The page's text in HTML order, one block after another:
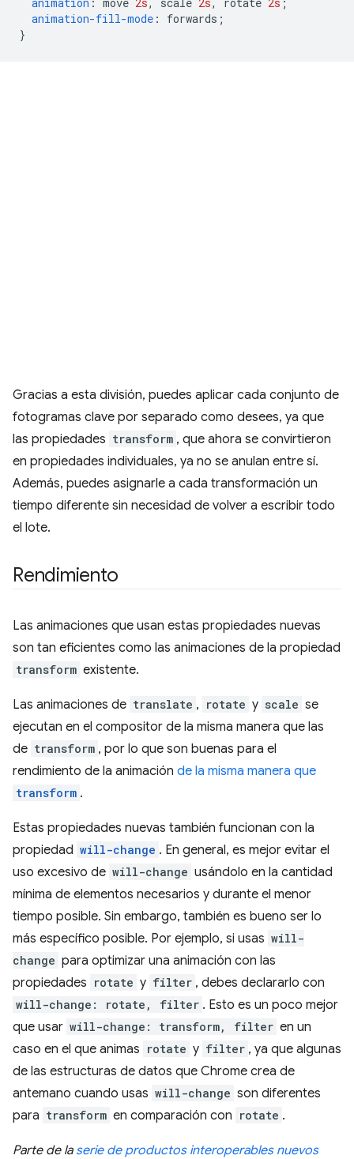
animation-fill-mode : forwards ;
}
Gracias a esta división, puedes aplicar cada conjunto de
fotogramas clave por separado como desees, ya que
las propiedades transform , que ahora se convirtieron
en propiedades individuales, ya no se anulan entre sí.
Además, puedes asignarle a cada transformación un
tiempo diferente sin necesidad de volver a escribir todo
el lote.
Rendimiento
Las animaciones que usan estas propiedades nuevas
son tan eficientes como las animaciones de la propiedad
transform existente.
Las animaciones de translate , rotate y scale se
ejecutan en el compositor de la misma manera que las
de transform , por lo que son buenas para el
rendimiento de la animación de la misma manera que
transform .
Estas propiedades nuevas también funcionan con la
propiedad will-change . En general, es mejor evitar el
uso excesivo de will-change usándolo en la cantidad
mínima de elementos necesarios y durante el menor
tiempo posible. Sin embargo, también es bueno ser lo
más específico posible. Por ejemplo, si usas will-
change para optimizar una animación con las
propiedades rotate y filter , debes declararlo con
will-change: rotate, filter . Esto es un poco mejor
que usar will-change: transform, filter en un
caso en el que animas rotate y filter , ya que algunas
de las estructuras de datos que Chrome crea de
antemano cuando usas will-change son diferentes
para transform en comparación con rotate .
Parte de la serie de productos interoperables nuevos